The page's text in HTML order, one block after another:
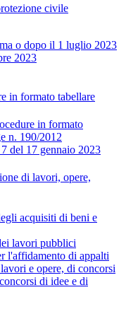
civile
o dopo il 1 luglio 2023
2023
in formato tabellare
in formato
n. 190/2012
del 17 gennaio 2023
di lavori, opere,
acquisiti di beni e
lavori pubblici
l'affidamento di appalti
e opere, di concorsi
di idee e di